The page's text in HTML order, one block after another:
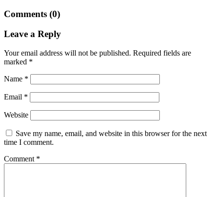
Comments (0)
Leave a Reply
Your email address will not be published. Required fields are
marked *
Name *
Email *
Website
Save my name, email, and website in this browser for the next
time I comment.
Comment *